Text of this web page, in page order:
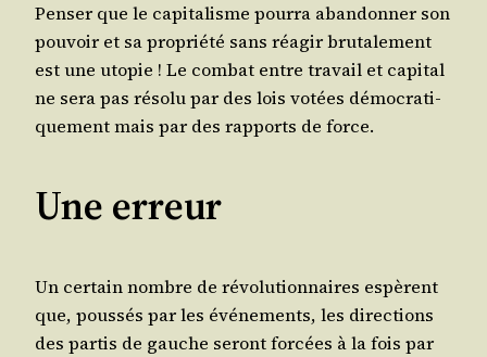
Pen­ser que le capi­ta­lisme pour­ra aban­don­ner son
pou­voir et sa pro­prié­té sans réagir bru­ta­le­ment
est une uto­pie ! Le com­bat entre tra­vail et capi­tal
ne sera pas réso­lu par des lois votées démo­cra­ti­
que­ment mais par des rap­ports de force.
Une erreur
Un cer­tain nombre de révo­lu­tion­naires espèrent
que, pous­sés par les évé­ne­ments, les direc­tions
des par­tis de gauche seront for­cées à la fois par